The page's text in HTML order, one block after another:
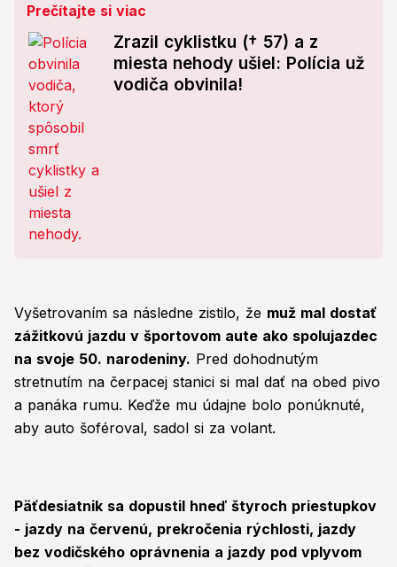
Prečítajte si viac
Zrazil cyklistku († 57) a z
miesta nehody ušiel: Polícia už
vodiča obvinila!
Vyšetrovaním sa následne zistilo, že muž mal dostať
zážitkovú jazdu v športovom aute ako spolujazdec
na svoje 50. narodeniny. Pred dohodnutým
stretnutím na čerpacej stanici si mal dať na obed pivo
a panáka rumu. Keďže mu údajne bolo ponúknuté,
aby auto šoféroval, sadol si za volant.
Päťdesiatnik sa dopustil hneď štyroch priestupkov
- jazdy na červenú, prekročenia rýchlosti, jazdy
bez vodičského oprávnenia a jazdy pod vplyvom